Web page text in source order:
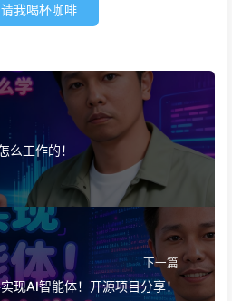
请我喝杯咖啡
么工作的！
下一篇
现AI智能体！开源项目分享！